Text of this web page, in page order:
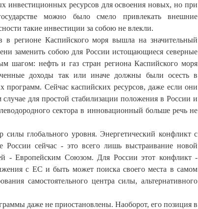
инвестиционных ресурсов для освоения новых, но при
можно было смело привлекать внешние
такие инвестиции за собою не влекли.
в регионе Каспийского моря вышла на значительный
заменить собою для России истощающиеся северные
шагом: нефть и газ стран региона Каспийского моря
доходы так или иначе должны были осесть в
Сейчас каспийских ресурсов, даже если они
для простой стабилизации положения в России и
сектора в инновационный больше речь не
глобального уровня. Энергетический конфликт с
России сейчас - это всего лишь выстраивание новой
- Европейским Союзом. Для России этот конфликт -
с ЕС и быть может поиска своего места в самом
самостоятельного центра силы, альтернативного
даже не приостановлены. Наоборот, его позиция в